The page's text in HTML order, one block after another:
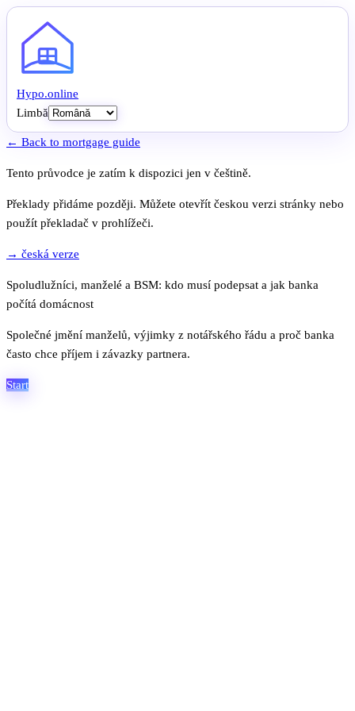
Hypo.online
Limbă
← Back to mortgage guide
Tento průvodce je zatím k dispozici jen v češtině.
Překlady přidáme později. Můžete otevřít českou verzi stránky nebo
použít překladač v prohlížeči.
→ česká verze
Spoludlužníci, manželé a BSM: kdo musí podepsat a jak banka
počítá domácnost
Společné jmění manželů, výjimky z notářského řádu a proč banka
často chce příjem i závazky partnera.
Start